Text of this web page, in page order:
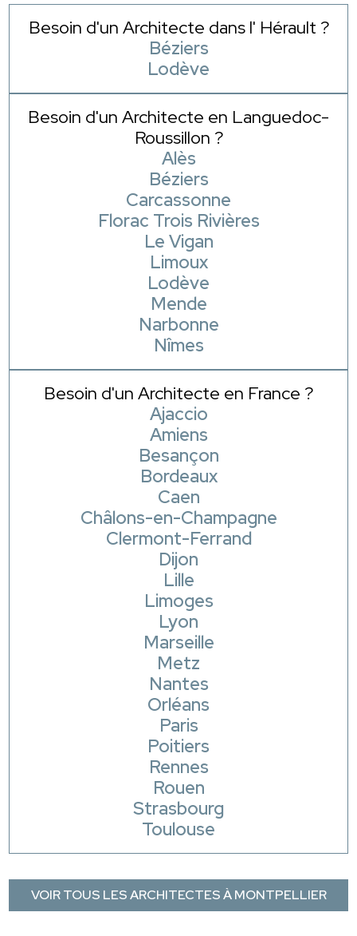
Besoin d'un Architecte dans l' Hérault ?
Béziers
Lodève
Besoin d'un Architecte en Languedoc-
Roussillon ?
Alès
Béziers
Carcassonne
Florac Trois Rivières
Le Vigan
Limoux
Lodève
Mende
Narbonne
Nîmes
Besoin d'un Architecte en France ?
Ajaccio
Amiens
Besançon
Bordeaux
Caen
Châlons-en-Champagne
Clermont-Ferrand
Dijon
Lille
Limoges
Lyon
Marseille
Metz
Nantes
Orléans
Paris
Poitiers
Rennes
Rouen
Strasbourg
Toulouse
VOIR TOUS LES ARCHITECTES À MONTPELLIER